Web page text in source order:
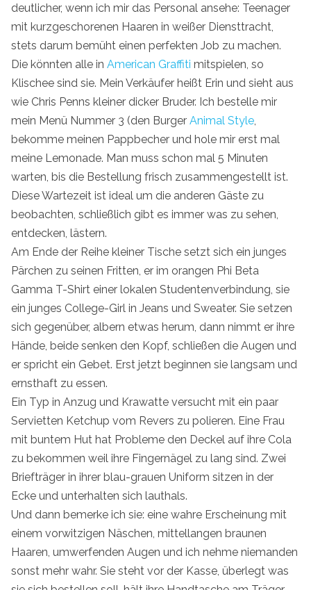
deutlicher, wenn ich mir das Personal ansehe: Teenager
mit kurzgeschorenen Haaren in weißer Diensttracht,
stets darum bemüht einen perfekten Job zu machen.
Die könnten alle in American Graffiti mitspielen, so
Klischee sind sie. Mein Verkäufer heißt Erin und sieht aus
wie Chris Penns kleiner dicker Bruder. Ich bestelle mir
mein Menü Nummer 3 (den Burger Animal Style
bekomme meinen Pappbecher und hole mir erst mal
meine Lemonade. Man muss schon mal 5 Minuten
warten, bis die Bestellung frisch zusammengestellt ist.
Diese Wartezeit ist ideal um die anderen Gäste zu
beobachten, schließlich gibt es immer was zu sehen,
entdecken, lästern.
Am Ende der Reihe kleiner Tische setzt sich ein junges
Pärchen zu seinen Fritten, er im orangen Phi Beta
Gamma T-Shirt einer lokalen Studentenverbindung, sie
ein junges College-Girl in Jeans und Sweater. Sie setzen
sich gegenüber, albern etwas herum, dann nimmt er ihre
Hände, beide senken den Kopf, schließen die Augen und
er spricht ein Gebet. Erst jetzt beginnen sie langsam und
ernsthaft zu essen.
Ein Typ in Anzug und Krawatte versucht mit ein paar
Servietten Ketchup vom Revers zu polieren. Eine Frau
mit buntem Hut hat Probleme den Deckel auf ihre Cola
zu bekommen weil ihre Fingernägel zu lang sind. Zwei
Briefträger in ihrer blau-grauen Uniform sitzen in der
Ecke und unterhalten sich lauthals.
Und dann bemerke ich sie: eine wahre Erscheinung mit
einem vorwitzigen Näschen, mittellangen braunen
Haaren, umwerfenden Augen und ich nehme niemanden
sonst mehr wahr. Sie steht vor der Kasse, überlegt was